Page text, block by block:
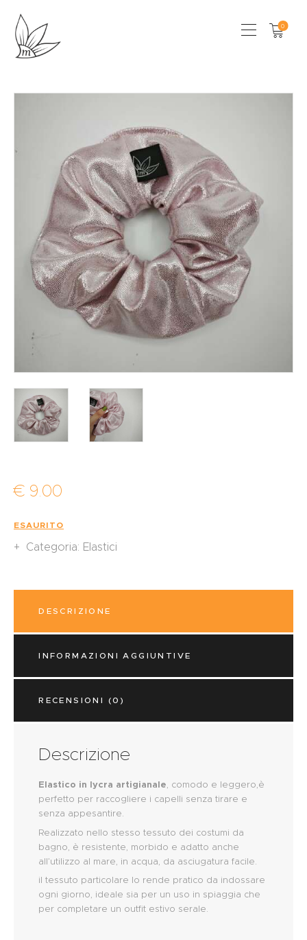
0
HOME
LOCAL STORES
CONTATTI
€ 9.00
ESAURITO
Categoria: Elastici
DESCRIZIONE
INFORMAZIONI AGGIUNTIVE
RECENSIONI (0)
Descrizione
Elastico in lycra artigianale, comodo e leggero,è
perfetto per raccogliere i capelli senza tirare e
senza appesantire.
Realizzato nello stesso tessuto dei costumi da
bagno, è resistente, morbido e adatto anche
all’utilizzo al mare, in acqua, da asciugatura facile.
il tessuto particolare lo rende pratico da indossare
ogni giorno, ideale sia per un uso in spiaggia che
per completare un outfit estivo serale.